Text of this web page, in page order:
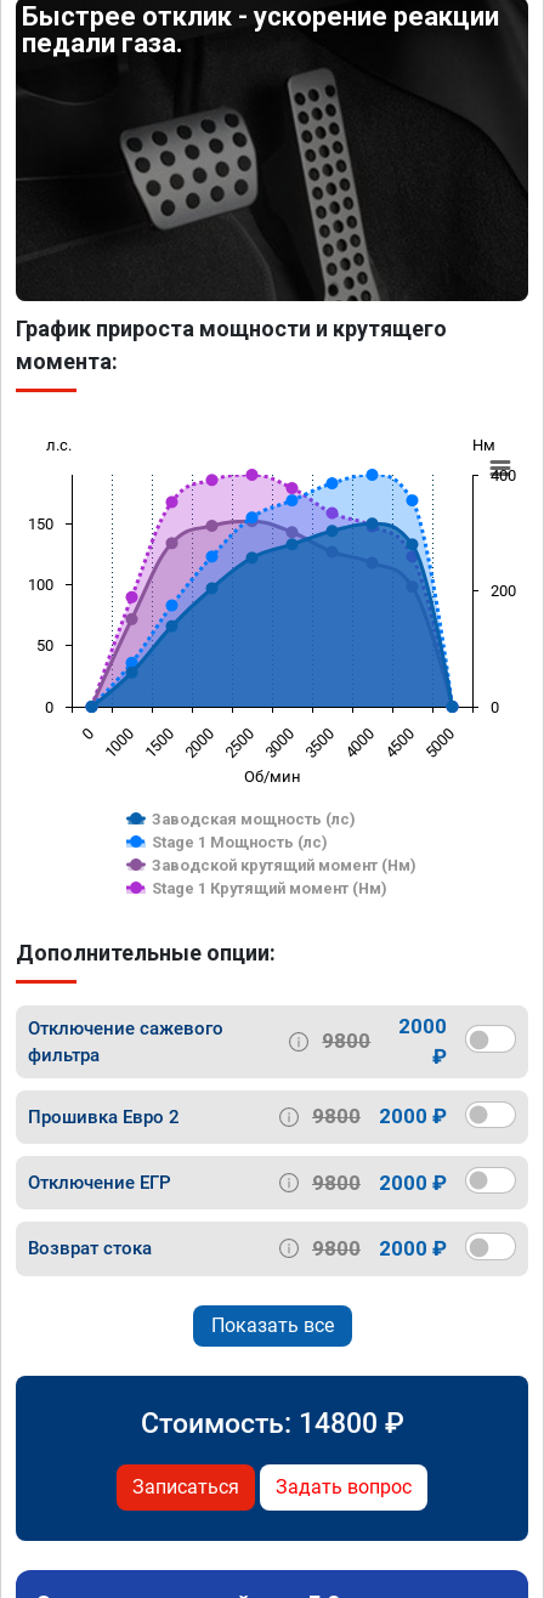
Быстрее отклик - ускорение реакции
педали газа.
График прироста мощности и крутящего
момента:
Об/мин
л.с. Нм
Заводская мощность (лс)
Stage 1 Мощность (лс)
Заводской крутящий момент (Нм)
Stage 1 Крутящий момент (Нм)
0 1000 1500 2000 2500 3000 3500 4000 4500 5000
0
50
100
150
0
200
400
Дополнительные опции:
Отключение сажевого
фильтра
9800
2000
₽
Прошивка Евро 2 9800 2000 ₽
Отключение ЕГР 9800 2000 ₽
Возврат стока 9800 2000 ₽
Показать все
Стоимость: 14800 ₽
Записаться Задать вопрос